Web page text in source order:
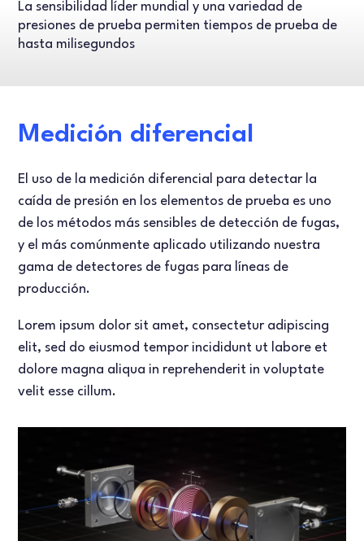
La sensibilidad líder mundial y una variedad de
presiones de prueba permiten tiempos de prueba de
hasta milisegundos
Medición diferencial
El uso de la medición diferencial para detectar la
caída de presión en los elementos de prueba es uno
de los métodos más sensibles de detección de fugas,
y el más comúnmente aplicado utilizando nuestra
gama de detectores de fugas para líneas de
producción.
Lorem ipsum dolor sit amet, consectetur adipiscing
elit, sed do eiusmod tempor incididunt ut labore et
dolore magna aliqua in reprehenderit in voluptate
velit esse cillum.